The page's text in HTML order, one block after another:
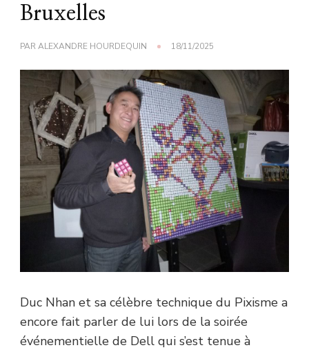
Bruxelles
PARALEXANDRE HOURDEQUIN 18/11/2025
Duc Nhan et sa célèbre technique du Pixisme a
encore fait parler de lui lors de la soirée
événementielle de Dell qui s’est tenue à